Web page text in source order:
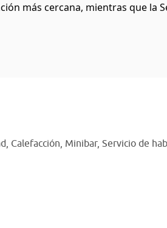
más cercana, mientras que la
Calefacción, Minibar, Servicio de